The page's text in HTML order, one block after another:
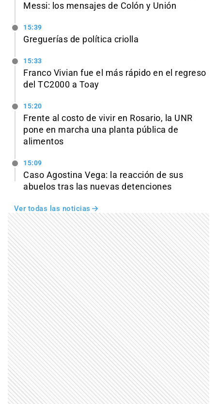
Messi: los mensajes de Colón y Unión
15:39
Greguerías de política criolla
15:33
Franco Vivian fue el más rápido en el regreso
del TC2000 a Toay
15:20
Frente al costo de vivir en Rosario, la UNR
pone en marcha una planta pública de
alimentos
15:09
Caso Agostina Vega: la reacción de sus
abuelos tras las nuevas detenciones
Ver todas las noticias